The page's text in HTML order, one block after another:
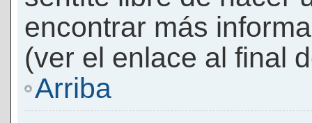
encontrar más
(ver el enlace al final
Arriba